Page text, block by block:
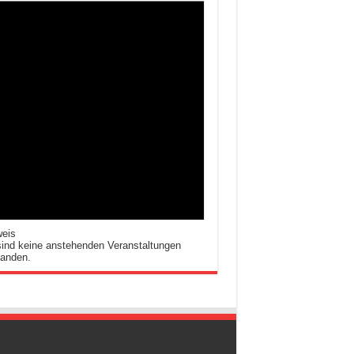
keine anstehenden Veranstaltungen